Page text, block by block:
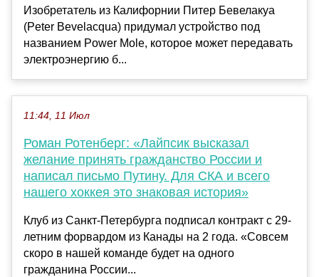
Изобретатель из Калифорнии Питер Бевелакуа
(Peter Bevelacqua) придумал устройство под
названием Power Mole, которое может передавать
электроэнергию б...
11:44, 11 Июл
Роман Ротенберг: «Лайпсик высказал
желание принять гражданство России и
написал письмо Путину. Для СКА и всего
нашего хоккея это знаковая история»
Клуб из Санкт-Петербурга подписал контракт с 29-
летним форвардом из Канады на 2 года. «Совсем
скоро в нашей команде будет на одного
гражданина России...